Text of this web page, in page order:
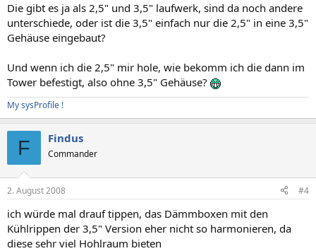
Die gibt es ja als 2,5" und 3,5" laufwerk, sind da noch andere
unterschiede, oder ist die 3,5" einfach nur die 2,5" in eine 3,5"
Gehäuse eingebaut?
Und wenn ich die 2,5" mir hole, wie bekomm ich die dann im
Tower befestigt, also ohne 3,5" Gehäuse?
My sysProfile !
F Findus
Commander
2. August 2008 #4
ich würde mal drauf tippen, das Dämmboxen mit den
Kühlrippen der 3,5" Version eher nicht so harmonieren, da
diese sehr viel Hohlraum bieten